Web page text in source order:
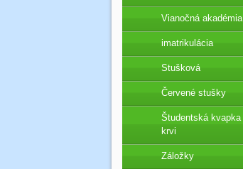
Vianočná akadémia
imatrikulácia
Stušková
Červené stušky
Študentská kvapka
krvi
Záložky